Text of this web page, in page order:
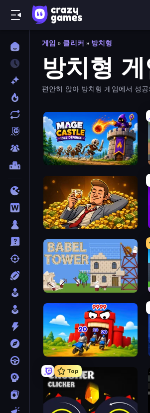
게임 » 클리커 » 방치형
방치형 게
편안히 앉아 방치형 게임에서 성
Mage Castle Idle Defense
Idle Billionaire Tycoon
Babel Tower
TimeWarriors
Top